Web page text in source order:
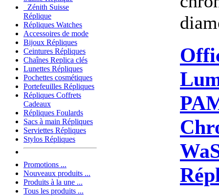
Zénith Suisse
Réplique
Répliques Watches
Accessoires de mode
Bijoux Répliques
Ceintures Répliques
Chaînes Replica clés
Lunettes Répliques
Pochettes cosmétiques
Portefeuilles Répliques
Répliques Coffrets
Cadeaux
Répliques Foulards
Sacs à main Répliques
Serviettes Répliques
Stylos Répliques
Promotions ...
Nouveaux produits ...
Produits à la une ...
Tous les produits ...